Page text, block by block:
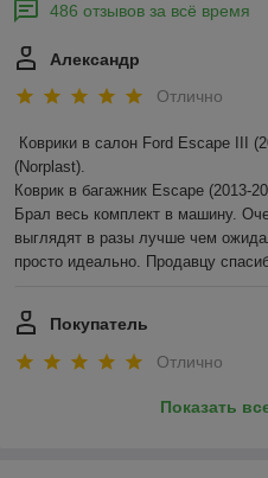
486 отзывов за всё время
Александр
Отлично
Коврики в салон Ford Escape III
(Norplast).
Коврик в багажник Escape (2013-
Брал весь комплект в машину.
выглядят в разы лучше чем
просто идеально. Продавцу
Покупатель
Отлично
Показать